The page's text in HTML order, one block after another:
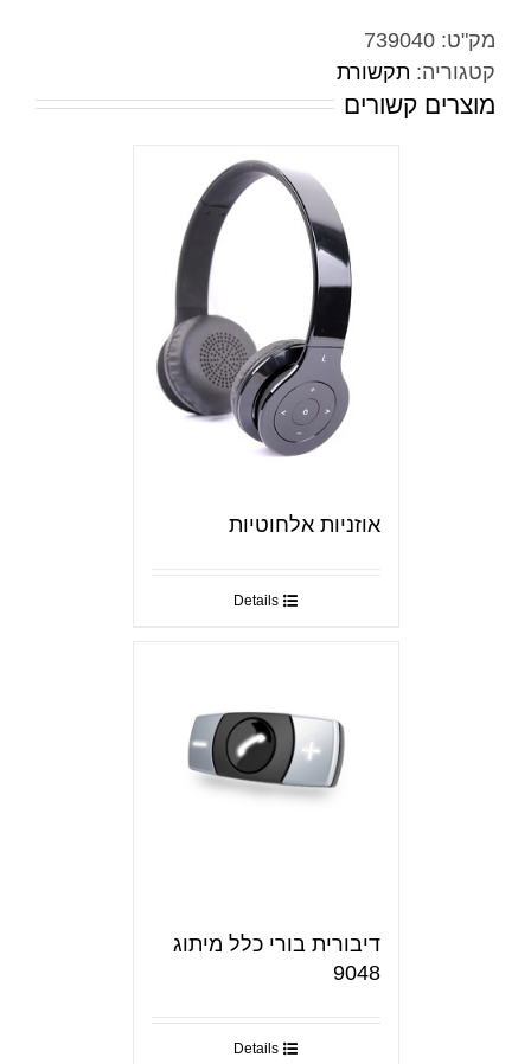
מק"ט: 739040
קטגוריה: תקשורת
מוצרים קשורים
אוזניות אלחוטיות
Details
דיבורית בורי כלל מיתוג
9048
Details